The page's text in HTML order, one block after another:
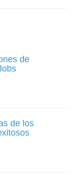
de
de los